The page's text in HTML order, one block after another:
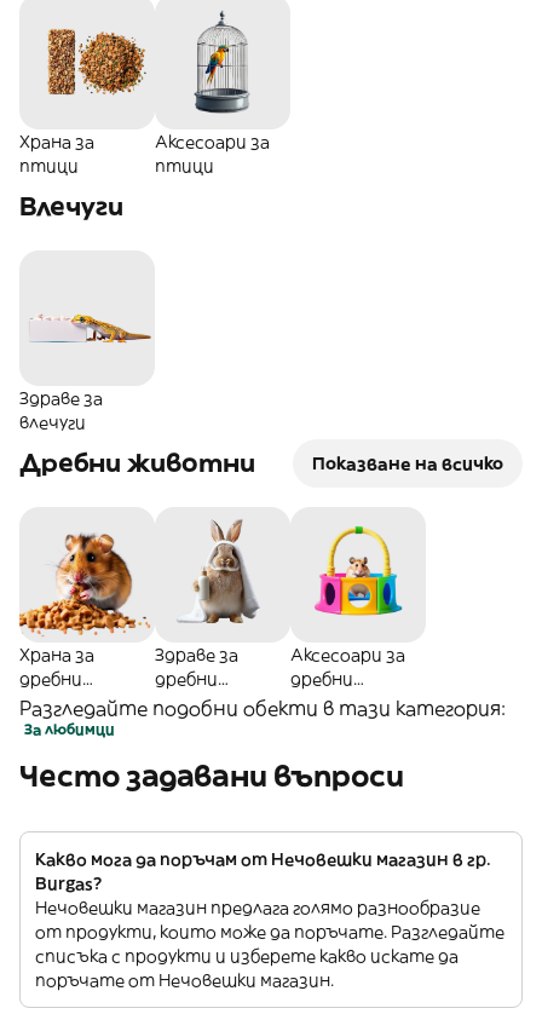
Храна за
птици
Аксесоари за
птици
Влечуги
Здраве за
влечуги
Дребни животни Показване на всичко
Храна за
дребни
животни
Здраве за
дребни
животни
Аксесоари за
дребни
животни
Разгледайте подобни обекти в тази категория:
За любимци
Често задавани въпроси
Какво мога да поръчам от Нечовешки магазин в гр.
Burgas?
Нечовешки магазин предлага голямо разнообразие
от продукти, които може да поръчате. Разгледайте
списъка с продукти и изберете какво искате да
поръчате от Нечовешки магазин.